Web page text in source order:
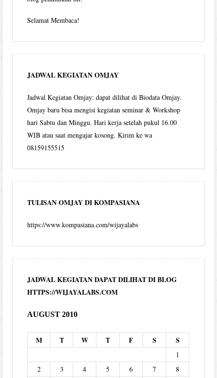
Selamat Membaca!
JADWAL KEGIATAN OMJAY
Jadwal Kegiatan Omjay: dapat dilihat di Biodata Omjay.
Omjay baru bisa mengisi kegiatan seminar & Workshop
hari Sabtu dan Minggu. Hari kerja setelah pukul 16.00
WIB atau saat mengajar kosong. Kirim ke wa
08159155515
TULISAN OMJAY DI KOMPASIANA
https://www.kompasiana.com/wijayalabs
JADWAL KEGIATAN DAPAT DILIHAT DI BLOG
HTTPS://WIJAYALABS.COM
AUGUST 2010
M T W T F S S
1
2
3 4 5 6 7
8